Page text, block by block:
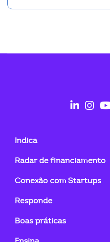
in
Indica
Radar de financiamento
Conexão com Startups
Responde
Boas práticas